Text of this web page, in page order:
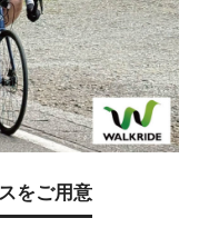
をご用意